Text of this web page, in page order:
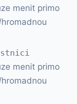
menit primo
menit primo